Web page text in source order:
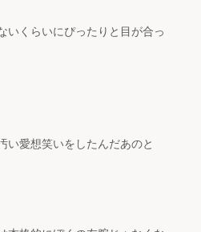
いくらいにぴったりと目が合っ
い愛想笑いをしたんだあのと